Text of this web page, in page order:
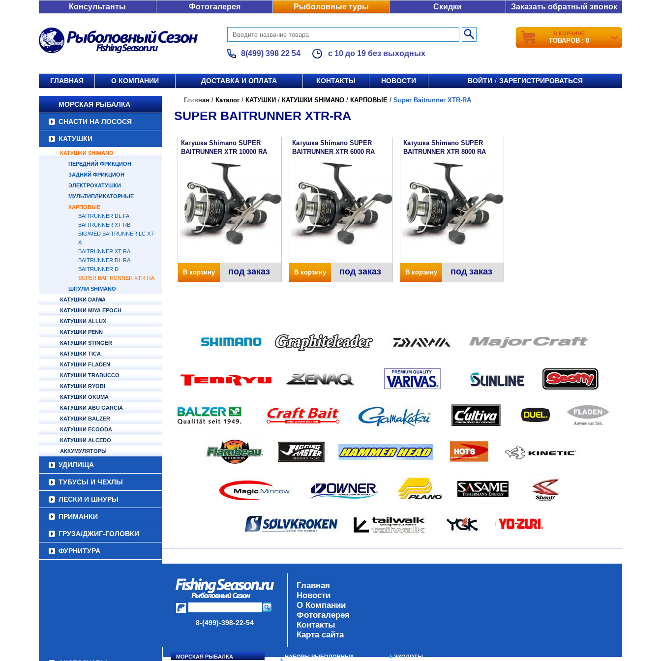
Консультанты Фотогалерея Рыболовные туры Скидки Заказать обратный звонок
8(499) 398 22 54 с 10 до 19 без выходных
В КОРЗИНЕ
ТОВАРОВ : 0
ГЛАВНАЯ О КОМПАНИИ ДОСТАВКА И ОПЛАТА КОНТАКТЫ НОВОСТИ ВОЙТИ / ЗАРЕГИСТРИРОВАТЬСЯ
МОРСКАЯ РЫБАЛКА
СНАСТИ НА ЛОСОСЯ
КАТУШКИ
КАТУШКИ SHIMANO
ПЕРЕДНИЙ ФРИКЦИОН
ЗАДНИЙ ФРИКЦИОН
ЭЛЕКТРОКАТУШКИ
МУЛЬТИПЛИКАТОРНЫЕ
КАРПОВЫЕ
BAITRUNNER DL FA
BAITRUNNER XT RB
BIG/MED BAITRUNNER LC XT-
A
BAITRUNNER XT RA
BAITRUNNER DL RA
BAITRUNNER D
SUPER BAITRUNNER XTR-RA
ШПУЛИ SHIMANO
КАТУШКИ DAIWA
КАТУШКИ MIYA EPOCH
КАТУШКИ ALLUX
КАТУШКИ PENN
КАТУШКИ STINGER
КАТУШКИ TICA
КАТУШКИ FLADEN
КАТУШКИ TRABUCCO
КАТУШКИ RYOBI
КАТУШКИ OKUMA
КАТУШКИ ABU GARCIA
КАТУШКИ BALZER
КАТУШКИ ECOODA
КАТУШКИ ALCEDO
АККУМУЛЯТОРЫ
УДИЛИЩА
ТУБУСЫ И ЧЕХЛЫ
ЛЕСКИ И ШНУРЫ
ПРИМАНКИ
ГРУЗА/ДЖИГ-ГОЛОВКИ
ФУРНИТУРА
Главная / Каталог / КАТУШКИ / КАТУШКИ SHIMANO / КАРПОВЫЕ / Super Baitrunner XTR-RA
SUPER BAITRUNNER XTR-RA
Катушка Shimano SUPER
BAITRUNNER XTR 10000 RA
В корзину под заказ
Катушка Shimano SUPER
BAITRUNNER XTR 6000 RA
В корзину под заказ
Катушка Shimano SUPER
BAITRUNNER XTR 8000 RA
В корзину под заказ
8-(499)-398-22-54
Главная
Новости
О Компании
Фотогалерея
Контакты
Карта сайта
МОРСКАЯ РЫБАЛКА НАБОРЫ РЫБОЛОВНЫХ ЭХОЛОТЫ